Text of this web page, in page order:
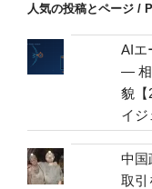
address
人気の投稿とページ /
AIエ
— 相
貌【
イジ
中国
取引